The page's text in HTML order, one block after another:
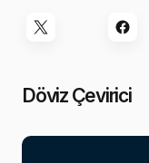
Döviz Çevirici